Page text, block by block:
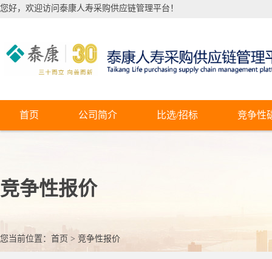
您好，欢迎访问泰康人寿采购供应链管理平台！
首页 公司简介 比选/招标 竞争性
竞争性报价
您当前位置： 首页 > 竞争性报价